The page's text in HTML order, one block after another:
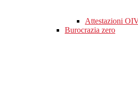
Attestazioni
Burocrazia zero